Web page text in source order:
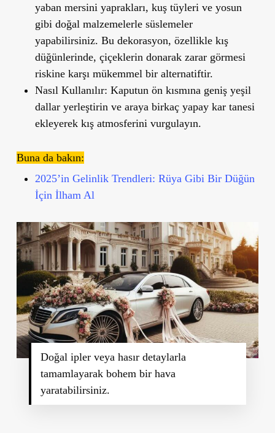
yaban mersini yaprakları, kuş tüyleri ve yosun
gibi doğal malzemelerle süslemeler
yapabilirsiniz. Bu dekorasyon, özellikle kış
düğünlerinde, çiçeklerin donarak zarar görmesi
riskine karşı mükemmel bir alternatiftir.
Nasıl Kullanılır: Kaputun ön kısmına geniş yeşil
dallar yerleştirin ve araya birkaç yapay kar tanesi
ekleyerek kış atmosferini vurgulayın.
Buna da bakın:
2025’in Gelinlik Trendleri: Rüya Gibi Bir Düğün
İçin İlham Al
Doğal ipler veya hasır detaylarla
tamamlayarak bohem bir hava
yaratabilirsiniz.